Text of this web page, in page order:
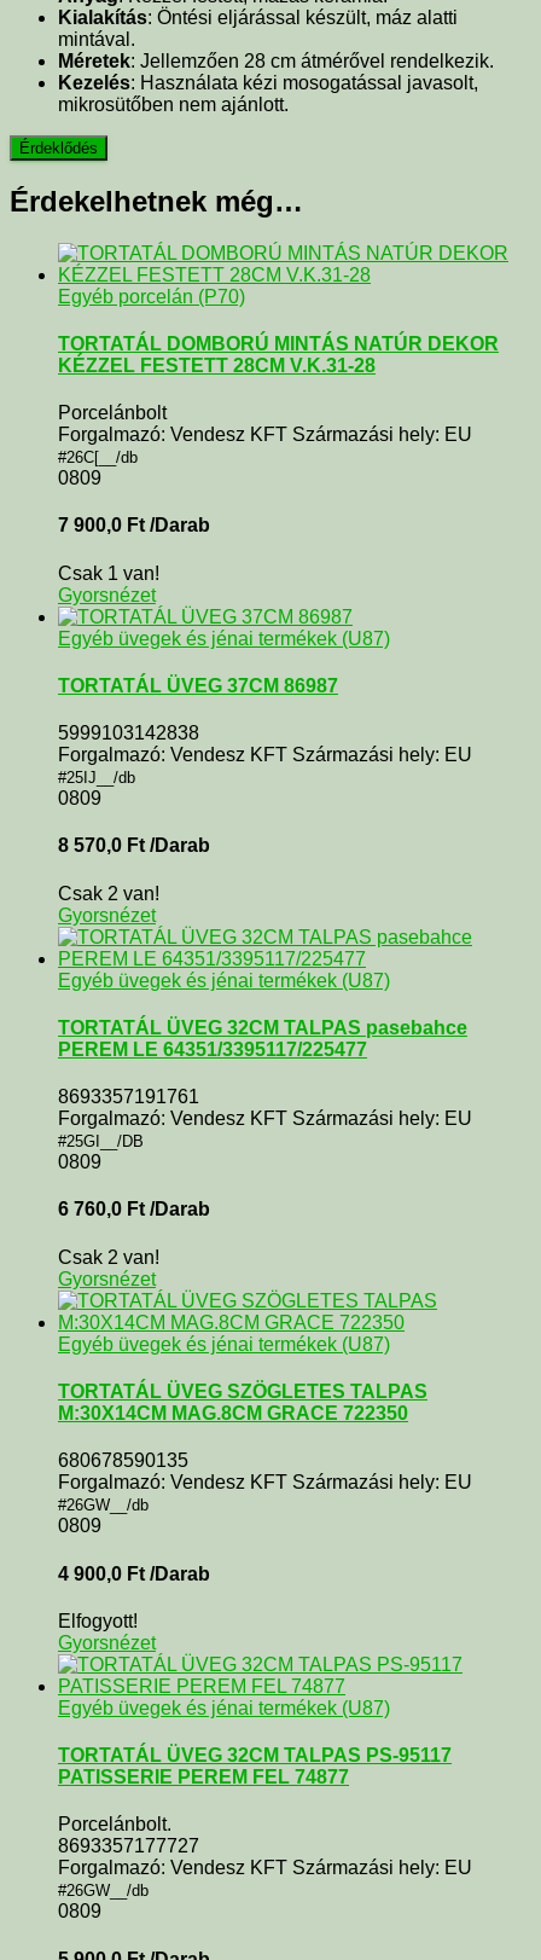
Kialakítás: Öntési eljárással készült, máz alatti
mintával.
Méretek: Jellemzően 28 cm átmérővel rendelkezik.
Kezelés: Használata kézi mosogatással javasolt,
mikrosütőben nem ajánlott.
Érdekelhetnek még…
Egyéb porcelán (P70)
TORTATÁL DOMBORÚ MINTÁS NATÚR DEKOR
KÉZZEL FESTETT 28CM V.K.31-28
Porcelánbolt
Forgalmazó: Vendesz KFT Származási hely: EU
#26C[__/db
0809
7 900,0 Ft /Darab
Csak 1 van!
Gyorsnézet
Egyéb üvegek és jénai termékek (U87)
TORTATÁL ÜVEG 37CM 86987
5999103142838
Forgalmazó: Vendesz KFT Származási hely: EU
#25IJ__/db
0809
8 570,0 Ft /Darab
Csak 2 van!
Gyorsnézet
Egyéb üvegek és jénai termékek (U87)
TORTATÁL ÜVEG 32CM TALPAS pasebahce
PEREM LE 64351/3395117/225477
8693357191761
Forgalmazó: Vendesz KFT Származási hely: EU
#25GI__/DB
0809
6 760,0 Ft /Darab
Csak 2 van!
Gyorsnézet
Egyéb üvegek és jénai termékek (U87)
TORTATÁL ÜVEG SZÖGLETES TALPAS
M:30X14CM MAG.8CM GRACE 722350
680678590135
Forgalmazó: Vendesz KFT Származási hely: EU
#26GW__/db
0809
4 900,0 Ft /Darab
Elfogyott!
Gyorsnézet
Egyéb üvegek és jénai termékek (U87)
TORTATÁL ÜVEG 32CM TALPAS PS-95117
PATISSERIE PEREM FEL 74877
Porcelánbolt.
8693357177727
Forgalmazó: Vendesz KFT Származási hely: EU
#26GW__/db
0809